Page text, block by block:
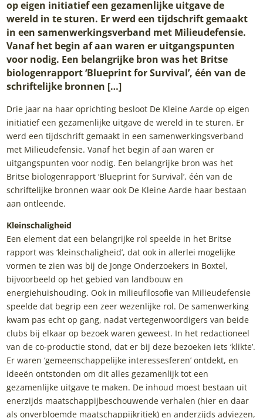
op eigen initiatief een gezamenlijke uitgave de
wereld in te sturen. Er werd een tijdschrift gemaakt
in een samenwerkingsverband met Milieudefensie.
Vanaf het begin af aan waren er uitgangspunten
voor nodig. Een belangrijke bron was het Britse
biologenrapport ‘Blueprint for Survival’, één van de
schriftelijke bronnen […]
Drie jaar na haar oprichting besloot De Kleine Aarde op eigen
initiatief een gezamenlijke uitgave de wereld in te sturen. Er
werd een tijdschrift gemaakt in een samenwerkingsverband
met Milieudefensie. Vanaf het begin af aan waren er
uitgangspunten voor nodig. Een belangrijke bron was het
Britse biologenrapport ‘Blueprint for Survival’, één van de
schriftelijke bronnen waar ook De Kleine Aarde haar bestaan
aan ontleende.
Kleinschaligheid
Een element dat een belangrijke rol speelde in het Britse
rapport was ‘kleinschaligheid’, dat ook in allerlei mogelijke
vormen te zien was bij de Jonge Onderzoekers in Boxtel,
bijvoorbeeld op het gebied van landbouw en
energiehuishouding. Ook in milieufilosofie van Milieudefensie
speelde dat begrip een zeer wezenlijke rol. De samenwerking
kwam pas echt op gang, nadat vertegenwoordigers van beide
clubs bij elkaar op bezoek waren geweest. In het redactioneel
van de co-productie stond, dat er bij deze bezoeken iets ‘klikte’.
Er waren ‘gemeenschappelijke interessesferen’ ontdekt, en
ideeën ontstonden om dit alles gezamenlijk tot een
gezamenlijke uitgave te maken. De inhoud moest bestaan uit
enerzijds maatschappijbeschouwende verhalen (hier en daar
als onverbloemde maatschappijkritiek) en anderzijds adviezen,